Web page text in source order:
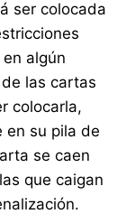
ser colocada
algún
las cartas
colocarla,
en su pila de
se caen
que caigan